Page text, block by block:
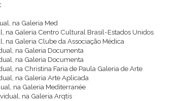
na Galeria Med
na Galeria Centro Cultural Brasil-Estados Unidos
na Galeria Clube da Associação Médica
na Galeria Documenta
na Galeria Documenta
na Christina Faria de Paula Galeria de Arte
na Galeria Arte Aplicada
na Galeria Mediterranée
na Galeria Arqtis